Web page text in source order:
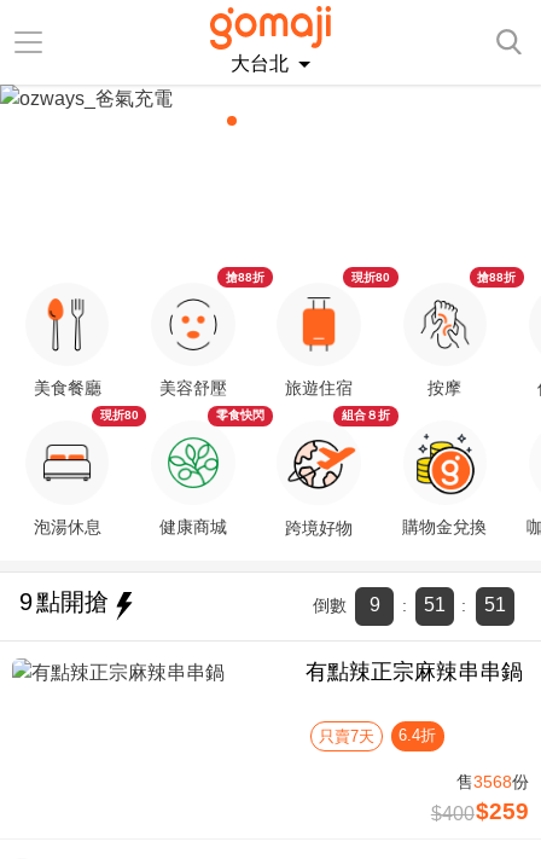
大台北
美食餐廳
泡湯休息
現折80
美容舒壓
搶88折
健康商城
零食快閃
旅遊住宿
現折80
跨境好物
組合８折
按摩
搶88折
購物金兌換
9點開搶 倒數 9 : 51 : 50
有點辣正宗麻辣串串鍋
只賣7天 6.4折
售3568份
$400$259